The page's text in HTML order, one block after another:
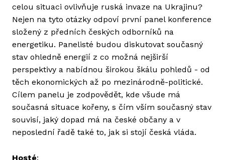
celou situaci ovlivňuje ruská invaze na Ukrajinu?
Nejen na tyto otázky odpoví první panel konference
složený z předních českých odborníků na
energetiku. Panelisté budou diskutovat současný
stav ohledně energií z co možná nejširší
perspektivy a nabídnou širokou škálu pohledů - od
těch ekonomických až po mezinárodně-politické.
Cílem panelu je zodpovědět, kde všude má
současná situace kořeny, s čím vším současný stav
souvisí, jaký dopad má na české občany a v
neposlední řadě také to, jak si stojí česká vláda.
Hosté: